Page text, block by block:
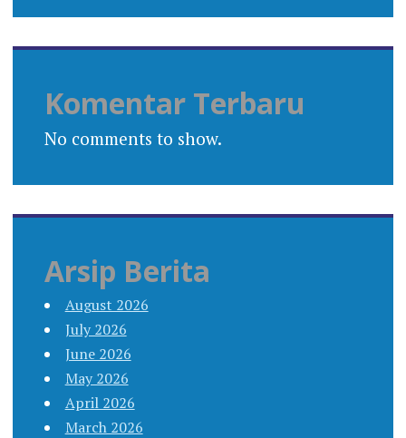
Komentar Terbaru
No comments to show.
Arsip Berita
August 2026
July 2026
June 2026
May 2026
April 2026
March 2026